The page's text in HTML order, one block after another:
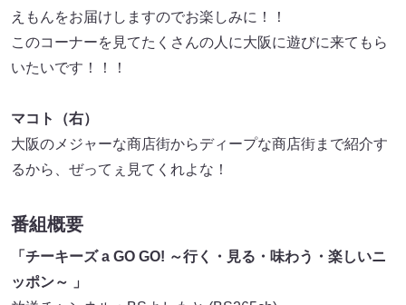
えもんをお届けしますのでお楽しみに！！
このコーナーを見てたくさんの人に大阪に遊びに来てもら
いたいです！！！
マコト（右）
大阪のメジャーな商店街からディープな商店街まで紹介す
るから、ぜってぇ見てくれよな！
番組概要
「チーキーズ a GO GO! ～行く・見る・味わう・楽しいニ
ッポン～ 」